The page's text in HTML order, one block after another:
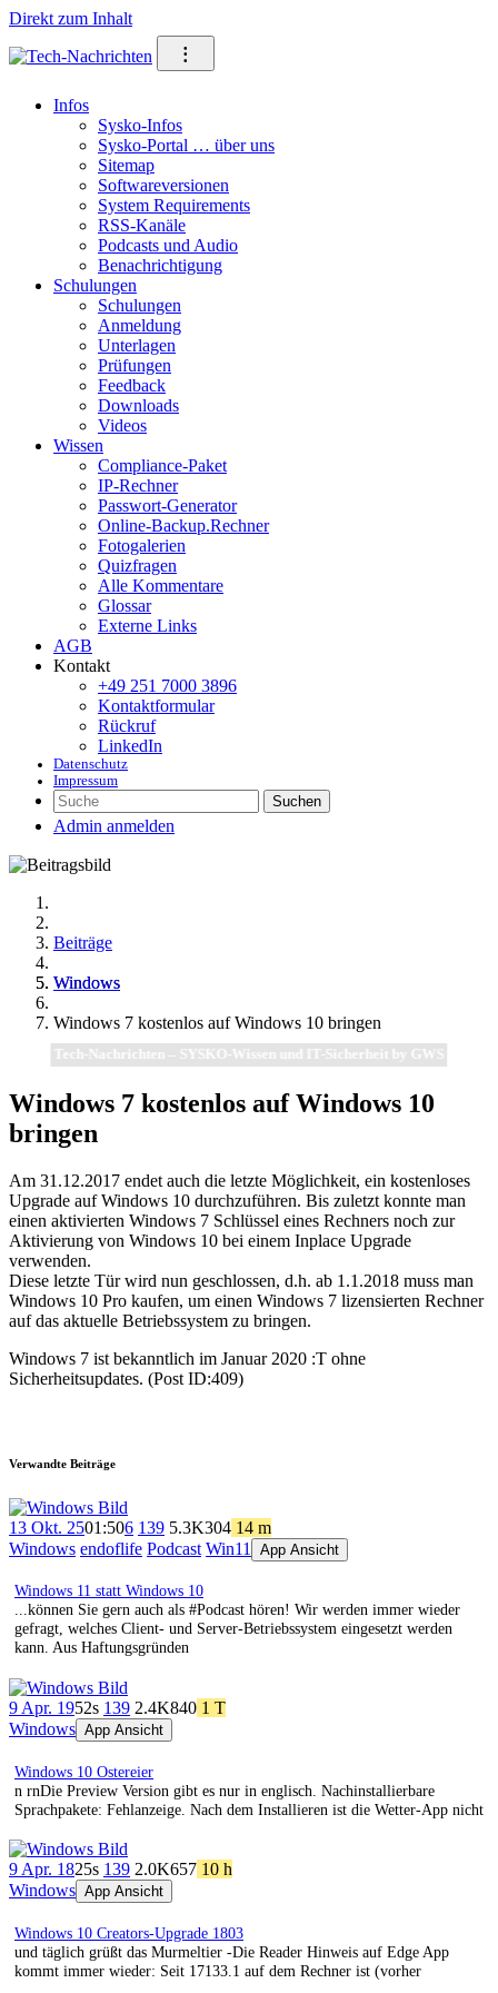
Direkt zum Inhalt
⁝
Infos
Sysko-Infos
Sysko-Portal … über uns
Sitemap
Softwareversionen
System Requirements
RSS-Kanäle
Podcasts und Audio
Benachrichtigung
Schulungen
Schulungen
Anmeldung
Unterlagen
Prüfungen
Feedback
Downloads
Videos
Wissen
Compliance-Paket
IP-Rechner
Passwort-Generator
Online-Backup.Rechner
Fotogalerien
Quizfragen
Alle Kommentare
Glossar
Externe Links
AGB
Kontakt
+49 251 7000 3896
Kontaktformular
Rückruf
LinkedIn
Datenschutz
Impressum
Suchen
Admin anmelden
Beiträge
Windows
Windows 7 kostenlos auf Windows 10 bringen
Tech-Nachrichten – SYSKO-Wissen und IT-Sicherheit by GWS
Windows 7 kostenlos auf Windows 10
bringen
Am 31.12.2017 endet auch die letzte Möglichkeit, ein kostenloses
Upgrade auf Windows 10 durchzuführen. Bis zuletzt konnte man
einen aktivierten Windows 7 Schlüssel eines Rechners noch zur
Aktivierung von Windows 10 bei einem Inplace Upgrade
verwenden.
Diese letzte Tür wird nun geschlossen, d.h. ab 1.1.2018 muss man
Windows 10 Pro kaufen, um einen Windows 7 lizensierten Rechner
auf das aktuelle Betriebssystem zu bringen.
Windows 7 ist bekanntlich im Januar 2020 :T ohne
Sicherheitsupdates. (Post ID:409)
Verwandte Beiträge
13 Okt. 2501:506 139 5.3K304 14 m
Windows endoflife Podcast Win11 App Ansicht
Windows 11 statt Windows 10
...können Sie gern auch als #Podcast hören! Wir werden immer wieder
gefragt, welches Client- und Server-Betriebssystem eingesetzt werden
kann. Aus Haftungsgründen
9 Apr. 1952s 139 2.4K840 1 T
Windows App Ansicht
Windows 10 Ostereier
n rnDie Preview Version gibt es nur in englisch. Nachinstallierbare
Sprachpakete: Fehlanzeige. Nach dem Installieren ist die Wetter-App nicht
9 Apr. 1825s 139 2.0K657 10 h
Windows App Ansicht
Windows 10 Creators-Upgrade 1803
und täglich grüßt das Murmeltier -Die Reader Hinweis auf Edge App
kommt immer wieder: Seit 17133.1 auf dem Rechner ist (vorher